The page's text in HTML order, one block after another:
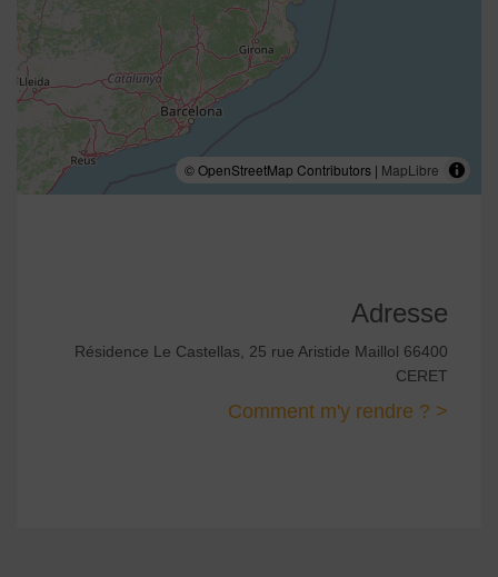
© OpenStreetMap Contributors | MapLibre
Adresse
Résidence Le Castellas, 25 rue Aristide Maillol 66400
CERET
Comment m'y rendre ? >